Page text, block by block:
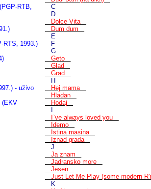
RTB,
RTS, 1993.)
- uživo
(EKV
C
D
Dolce Vita
Dum dum
E
F
G
Geto
Glad
Grad
H
Hej mama
Hladan
Hodaj
I`ve always loved you
Idemo
Istina masina
Iznad grada
J
Ja znam
Jadransko more
Jesen
Just Let Me Play (some modern
K